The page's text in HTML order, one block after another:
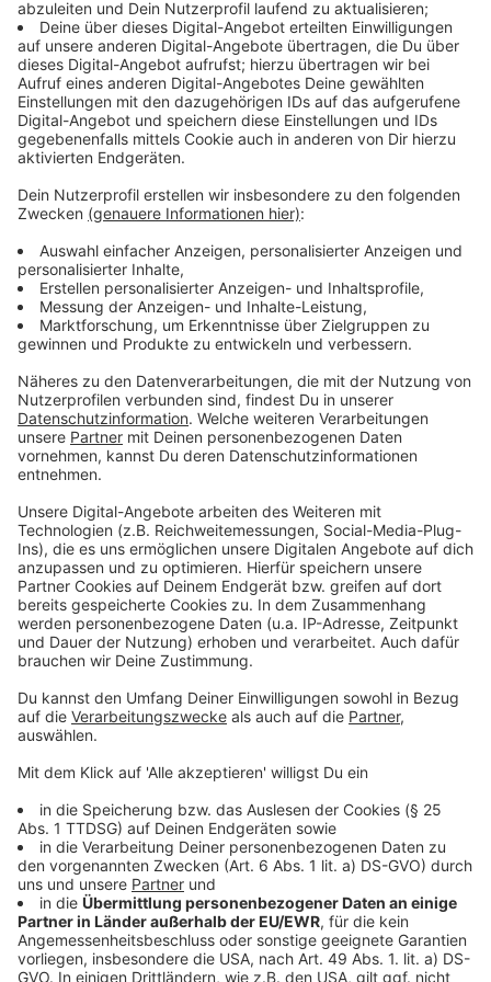
Zwei Wohngemeinschaften mit 15 Plätzen
Anzeige
Die Caritas-Intensivpflege Benedikt befindet sich an
sind zwei Wohngemeinschaften mit insgesamt 15
Einheit.
Die Pflege erfolgt rund um die Uhr an 365 Tagen im
Jahr. Die Zimmer können weitgehend nach den
Wünschen der Patientinnen und Patienten gestaltet
werden. Angehörige sollen so die Sicherheit haben,
dass ihre schwer kranken Familienmitglieder
fachgerecht und kompetent betreut werden.
Nach Angaben der Caritas schließt das neue Angebot
eine Lücke in der Altenhilfe in Krefeld. Damit reicht
das Spektrum künftig von ambulanter Pflege mit
Palliativdienst über Kurzzeit- und Tagespflege bis hin
zu stationären Pflegeheimen und der neuen
außerklinischen Intensivpflege.
Anzeige
Weiteres Personal wird gesucht
Anzeige
Für die erste Wohngemeinschaft sind bereits
Fachkräfte eingestellt worden. Für den weiteren
Ausbau sucht die Caritas zusätzliches Personal.
Interessierte können sich direkt beim Leitungsteam
melden: 02151 987920 oder per E-Mail an
bewerbungen@caritas-krefeld.de